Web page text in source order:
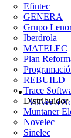
Efintec
GENERA
Grupo
Iberdrola
MATELEC
Plan
REBUILD
Trace
Distribuidor
Muntaner
Novelec
Sinelec
Volver a